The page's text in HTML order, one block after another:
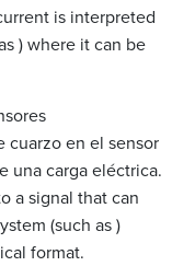
is interpreted
) where it can be
en el sensor
una carga eléctrica.
a signal that can
(such as)
format.